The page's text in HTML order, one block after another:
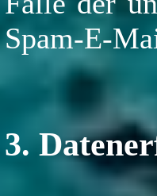
Spam-E-
3.